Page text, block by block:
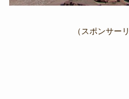
（スポンサー